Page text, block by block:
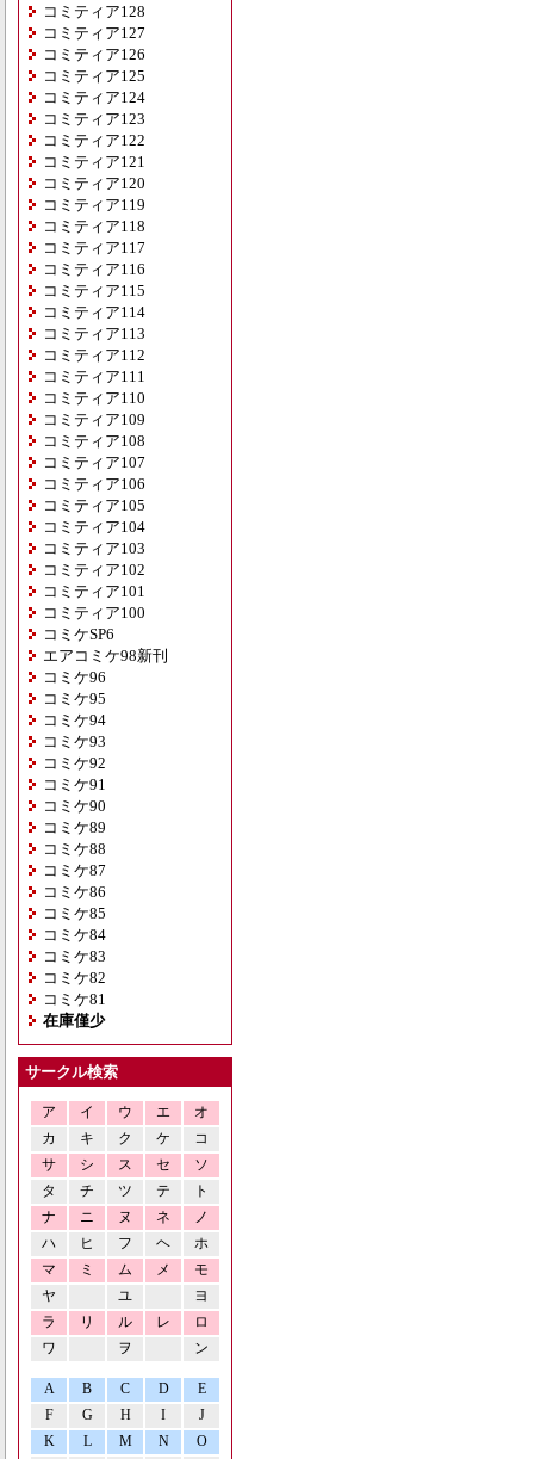
コミティア128
コミティア127
コミティア126
コミティア125
コミティア124
コミティア123
コミティア122
コミティア121
コミティア120
コミティア119
コミティア118
コミティア117
コミティア116
コミティア115
コミティア114
コミティア113
コミティア112
コミティア111
コミティア110
コミティア109
コミティア108
コミティア107
コミティア106
コミティア105
コミティア104
コミティア103
コミティア102
コミティア101
コミティア100
コミケSP6
エアコミケ98新刊
コミケ96
コミケ95
コミケ94
コミケ93
コミケ92
コミケ91
コミケ90
コミケ89
コミケ88
コミケ87
コミケ86
コミケ85
コミケ84
コミケ83
コミケ82
コミケ81
在庫僅少
サークル検索
ア イ ウ エ
オ
カ
キ ク ケ
コ
サ
シ ス セ
ソ
タ
チ ツ テ
ト
ナ
ニ ヌ ネ
ノ
ハ
ヒ フ ヘ
ホ
マ
ミ ム メ
モ
ヤ
ユ
ヨ
ラ
リ ル レ
ロ
ワ
ヲ ン
A B C D
E
F
G H I
J
K
L M N O